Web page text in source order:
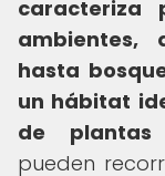
caracteriza
ambientes,
hasta
un hábitat
de plantas
pueden